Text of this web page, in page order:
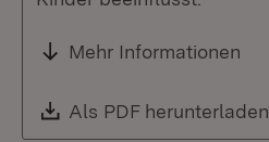
Mehr Informationen
Download:
Als PDF herunterladen